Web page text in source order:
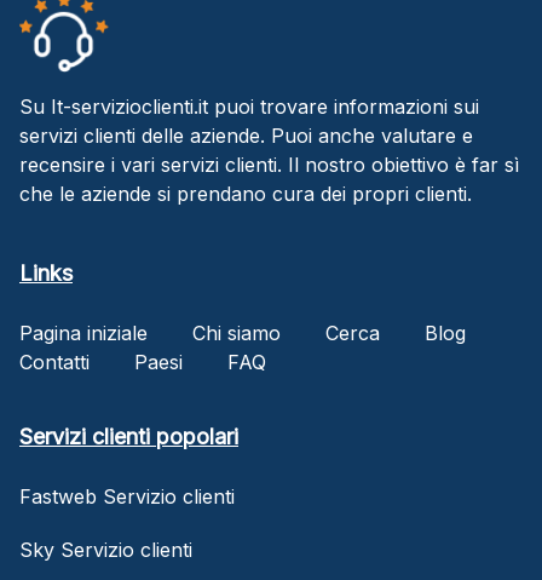
Su It-servizioclienti.it puoi trovare informazioni sui
servizi clienti delle aziende. Puoi anche valutare e
recensire i vari servizi clienti. Il nostro obiettivo è far sì
che le aziende si prendano cura dei propri clienti.
Links
Pagina iniziale Chi siamo Cerca
Blog
Contatti
Paesi FAQ
Servizi clienti popolari
Fastweb Servizio clienti
Sky Servizio clienti